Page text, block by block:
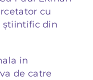
cu
știintific din
in
de catre